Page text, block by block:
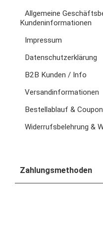
Allgemeine
Kundeninformationen
Impressum
Datenschutzerklärung
B2B Kunden / Info
Versandinformationen
Bestellablauf &
Widerrufsbelehrung &
Zahlungsmethoden